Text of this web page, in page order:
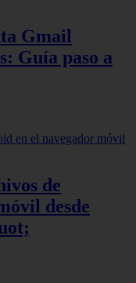
Gmail
Guía paso a
de
desde